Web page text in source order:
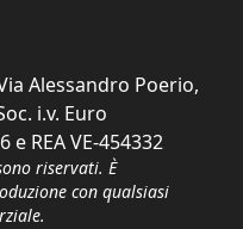
Alessandro Poerio,
i.v. Euro
e REA VE-454332
riservati. È
con qualsiasi